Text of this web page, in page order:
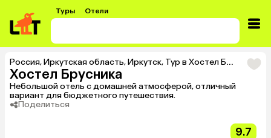
Туры Отели
Россия,Иркутская область,Иркутск, Тур в Хостел Брусника
Хостел Брусника
Небольшой отель с домашней атмосферой, отличный
вариант для бюджетного путешествия.
Поделиться
9.7